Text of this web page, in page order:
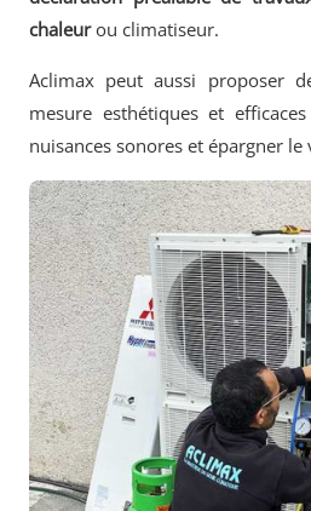
chaleurou climatiseur.
Aclimax peut aussi proposer
mesure esthétiques et
nuisances sonores et épargner le